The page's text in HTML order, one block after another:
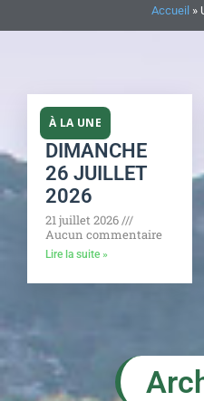
Accueil »
DIMANCHE
26 JUILLET
2026
21 juillet 2026
Aucun commentaire
Lire la suite »